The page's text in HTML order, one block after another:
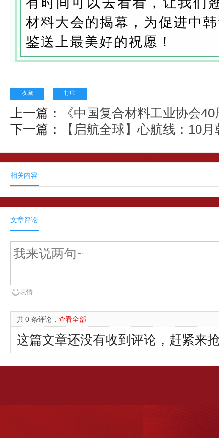
材料大会的揭幕，为促进中
鉴送上最美好的祝愿！
收藏 打印
上一篇：
《中国复合材料工业协会
下一篇：
【启航全球】心航线：10
相关内容
文章评论
表情
共 0 条评论， 查看全部
这篇文章还没有收到评论，赶紧来